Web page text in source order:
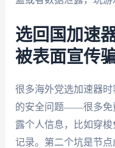
选回国加速
被表面宣传
很多海外党选加速器
的安全问题——很多免
露个人信息，比如穿
记录。第二个坑是节